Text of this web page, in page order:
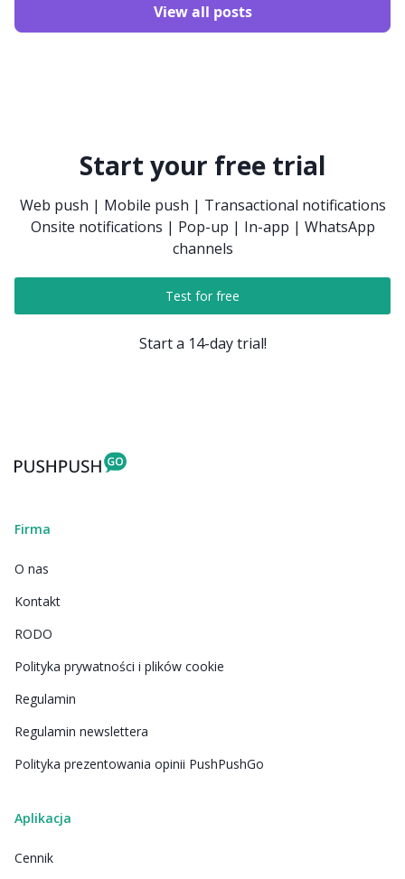
View all posts
Start your free trial
Web push | Mobile push | Transactional notifications
Onsite notifications | Pop-up | In-app | WhatsApp
channels
Test for free
Start a 14-day trial!
Firma
O nas
Kontakt
RODO
Polityka prywatności i plików cookie
Regulamin
Regulamin newslettera
Polityka prezentowania opinii PushPushGo
Aplikacja
Cennik